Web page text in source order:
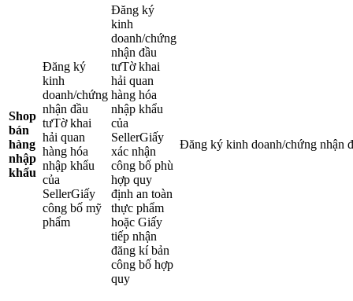
Shop
bán
hàng
nhập
khẩu
Đăng ký
kinh
doanh/chứng
nhận đầu
tưTờ khai
hải quan
hàng hóa
nhập khẩu
của
SellerGiấy
công bố mỹ
phẩm
Đăng ký
kinh
doanh/chứng
nhận đầu
tưTờ khai
hải quan
hàng hóa
nhập khẩu
của
SellerGiấy
xác nhận
công bố phù
hợp quy
định an toàn
thực phẩm
hoặc Giấy
tiếp nhận
đăng kí bản
công bố hợp
quy
Đăng ký kinh doanh/chứng nhận